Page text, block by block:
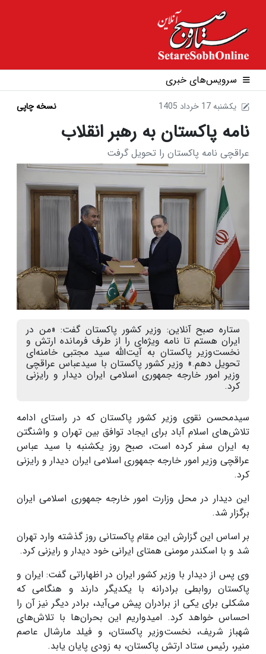
سرویس‌های خبری
1405 يکشنبه 17 خرداد نسخه چاپی
نامه پاکستان به رهبر انقلاب
عراقچی نامه پاکستان را تحویل گرفت
ستاره صبح آنلاین: وزیر کشور پاکستان گفت: «من در
ایران هستم تا نامه ویژه‌ای را از طرف فرمانده ارتش و
نخست‌وزیر پاکستان به آیت‌الله سید مجتبی خامنه‌ای
تحویل دهم.» وزیر کشور پاکستان با سیدعباس عراقچی
وزیر امور خارجه جمهوری اسلامی ایران دیدار و رایزنی
کرد.
سیدمحسن نقوی وزیر کشور پاکستان که در راستای ادامه
تلاش‌های اسلام آباد برای ایجاد توافق بین تهران و واشنگتن
به ایران سفر کرده است، صبح روز یکشنبه با سید عباس
عراقچی وزیر امور خارجه جمهوری اسلامی ایران دیدار و رایزنی
کرد.
این دیدار در محل وزارت امور خارجه جمهوری اسلامی ایران
برگزار شد.
بر اساس این گزارش این مقام پاکستانی روز گذشته وارد تهران
شد و با اسکندر مومنی همتای ایرانی خود دیدار و رایزنی کرد.‌
وی پس از دیدار با وزیر کشور ایران در اظهاراتی گفت: ایران و
پاکستان روابطی برادرانه با یکدیگر دارند و هنگامی که
مشکلی برای یکی از برادران پیش می‌آید، برادر دیگر نیز آن را
احساس خواهد کرد. امیدواریم این بحران‌ها با تلاش‌های
شهباز شریف، نخست‌وزیر پاکستان، و فیلد مارشال عاصم
منیر، رئیس ستاد ارتش پاکستان، به زودی پایان یابد.